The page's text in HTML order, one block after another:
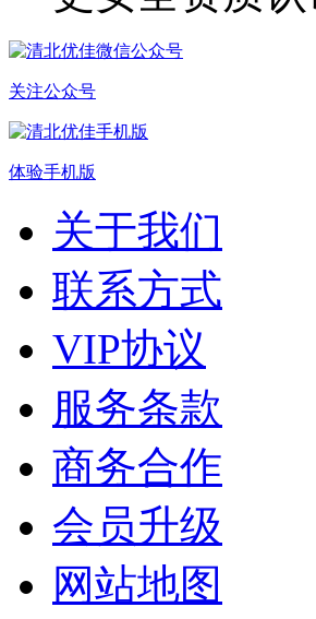
关注公众号
体验手机版
关于我们
联系方式
VIP协议
服务条款
商务合作
会员升级
网站地图